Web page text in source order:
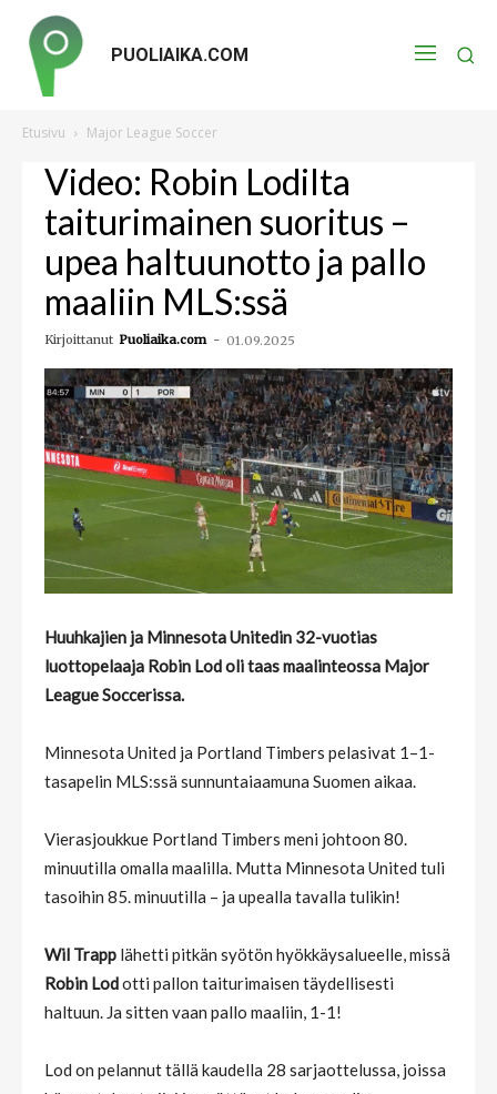
PUOLIAIKA.COM
Etusivu Major League Soccer
Video: Robin Lodilta
taiturimainen suoritus –
upea haltuunotto ja pallo
maaliin MLS:ssä
Kirjoittanut Puoliaika.com - 01.09.2025
Huuhkajien ja Minnesota Unitedin 32-vuotias
luottopelaaja Robin Lod oli taas maalinteossa Major
League Soccerissa.
Minnesota United ja Portland Timbers pelasivat 1–1-
tasapelin MLS:ssä sunnuntaiaamuna Suomen aikaa.
Vierasjoukkue Portland Timbers meni johtoon 80.
minuutilla omalla maalilla. Mutta Minnesota United tuli
tasoihin 85. minuutilla – ja upealla tavalla tulikin!
Wil Trapp lähetti pitkän syötön hyökkäysalueelle, missä
Robin Lodotti pallon taiturimaisen täydellisesti
haltuun. Ja sitten vaan pallo maaliin, 1-1!
Lod on pelannut tällä kaudella 28 sarjaottelussa, joissa